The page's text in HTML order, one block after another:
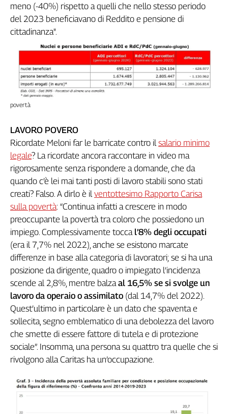
Territori
Abruzzo-
Alto
Adige
Basilicata
Calabria
Campania
Romagna
Friuli
Venezia
Giulia
Lazio
Liguria
Lombardia
Piemonte
Puglia
Sardegna
Sicilia
Toscana
Trentino
Umbria
Valle
D'Aosta
Veneto
Archivio
1955-
2014
meno (-40%) rispetto a quelli che nello stesso periodo
del 2023 beneficiavano di Reddito e pensione di
cittadinanza".
povertà
LAVORO POVERO
Ricordate Meloni far le barricate contro il salario minimo
legale? La ricordate ancora raccontare in video ma
rigorosamente senza rispondere a domande, che da
quando c’è lei mai tanti posti di lavoro stabili sono stati
creati? Falso. A dirlo è il ventottesimo Rapporto Carisa
sulla povertà: “Continua infatti a crescere in modo
preoccupante la povertà tra coloro che possiedono un
impiego. Complessivamente tocca l’8% degli occupati
(era il 7,7% nel 2022), anche se esistono marcate
differenze in base alla categoria di lavoratori; se si ha una
posizione da dirigente, quadro o impiegato l’incidenza
scende al 2,8%, mentre balza al 16,5% se si svolge un
lavoro da operaio o assimilato (dal 14,7% del 2022).
Quest’ultimo in particolare è un dato che spaventa e
sollecita, segno emblematico di una debolezza del lavoro
che smette di essere fattore di tutela e di protezione
sociale”. Insomma, una persona su quattro tra quelle che si
rivolgono alla Caritas ha un’occupazione.